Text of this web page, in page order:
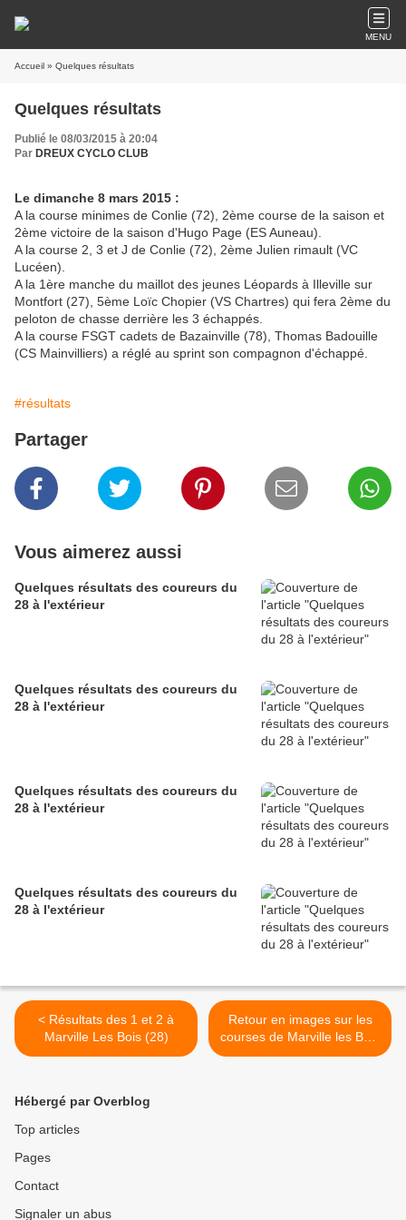
MENU
Accueil » Quelques résultats
Quelques résultats
Publié le 08/03/2015 à 20:04
Par DREUX CYCLO CLUB
Le dimanche 8 mars 2015 :
A la course minimes de Conlie (72), 2ème course de la saison et
2ème victoire de la saison d'Hugo Page (ES Auneau).
A la course 2, 3 et J de Conlie (72), 2ème Julien rimault (VC
Lucéen).
A la 1ère manche du maillot des jeunes Léopards à Illeville sur
Montfort (27), 5ème Loïc Chopier (VS Chartres) qui fera 2ème du
peloton de chasse derrière les 3 échappés.
A la course FSGT cadets de Bazainville (78), Thomas Badouille
(CS Mainvilliers) a réglé au sprint son compagnon d'échappé.
#résultats
Partager
Vous aimerez aussi
Quelques résultats des coureurs du
28 à l'extérieur
Quelques résultats des coureurs du
28 à l'extérieur
Quelques résultats des coureurs du
28 à l'extérieur
Quelques résultats des coureurs du
28 à l'extérieur
< Résultats des 1 et 2 à
Marville Les Bois (28)
Retour en images sur les
courses de Marville les Bois
(28) >
Hébergé par Overblog
Top articles
Pages
Contact
Signaler un abus